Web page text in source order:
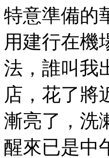
特意準備的
用建行在機
法，誰叫我
店，花了將
漸亮了，洗
醒來已是中